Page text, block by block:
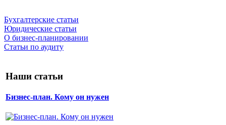
Бухгалтерские статьи
Юридические статьи
О бизнес-планировании
Статьи по аудиту
Наши статьи
Бизнес-план. Кому он нужен